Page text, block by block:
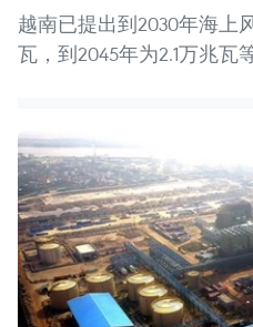
越南已提出到2030年海上
瓦，到2045年为2.1万兆瓦